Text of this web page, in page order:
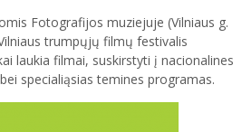
Fotografijos muziejuje (Vilniaus g.
trumpųjų filmų festivalis
laukia filmai, suskirstyti į nacionalines
specialiąsias temines programas.